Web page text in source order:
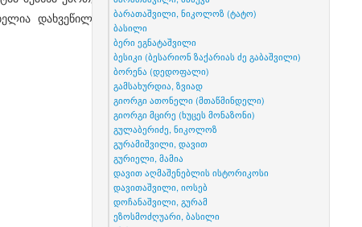
დახვეწილი ბგერწერა და მდიდარი მეტაფორული
ბარათაშვილი, ნიკოლოზ (ტატო)
ბასილი
ბერი ეგნატაშვილი
ბესიკი (ბესარიონ ზაქარიას ძე გაბაშვილი)
ბორენა (დედოფალი)
გამსახურდია, ზვიად
გიორგი ათონელი (მთაწმინდელი)
გიორგი მცირე (ხუცეს მონაზონი)
გულაბერიძე, ნიკოლოზ
გურამიშვილი, დავით
გურიელი, მამია
დავით აღმაშენებლის ისტორიკოსი
დავითაშვილი, იოსებ
დოჩანაშვილი, გურამ
ეზოსმოძღუარი, ბასილი